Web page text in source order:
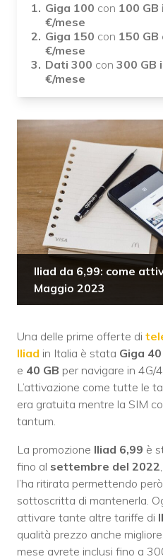
Giga 100 con 100 GB
€/mese
Giga 150 con 150 GB
€/mese
Dati 300 con 300 GB
€/mese
Iliad da 6,99: come
Maggio 2023
Una delle prime offerte di
Iliad in Italia è stata Giga 40
e 40 GB per navigare in 4G/
L’attivazione come tutte le
era gratuita mentre la SIM
tantum.
La promozione Iliad 6,99 è
fino al settembre del 2022
l’ha ritirata permettendo
sottoscritta di mantenerla.
attivare tante altre tariffe di
qualità prezzo anche
mese avrete inclusi fino a